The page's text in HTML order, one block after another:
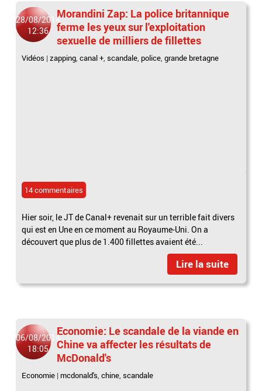
28/08/2014
12:36
Morandini Zap: La police britannique
ferme les yeux sur l'exploitation
sexuelle de milliers de fillettes
Vidéos |zapping ,canal + ,scandale police ,grande bretagne
14 commentaires
Hier soir, le JT de Canal+ revenait sur un terrible fait divers
qui est en Une en ce moment au Royaume-Uni. On a
découvert que plus de 1.400 fillettes avaient été...
Lire la suite
06/08/2014
18:05
Economie: Le scandale de la viande en
Chine va affecter les résultats de
McDonald's
Economie | mcdonald's,chine,scandale